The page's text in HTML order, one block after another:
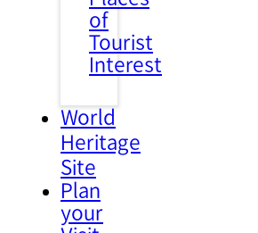
of
Tourist
Interest
World
Heritage
Site
Plan
your